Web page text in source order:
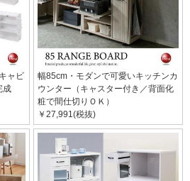
ャビ
成
幅85cm・モダンで可愛いキッチンカ
ウンター（キャスター付き／背面化
粧で間仕切りＯＫ）
￥27,991(税抜)